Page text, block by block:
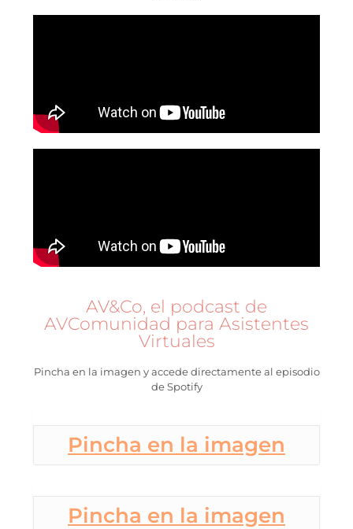
AV&Co, el podcast de
AVComunidad para Asistentes
Virtuales
Pincha en la imagen y accede directamente al episodio
de Spotify
Pincha en la imagen
Pincha en la imagen